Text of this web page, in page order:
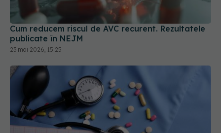
Cum reducem riscul de AVC recurent. Rezultatele
publicate în NEJM
23 mai 2026, 15:25